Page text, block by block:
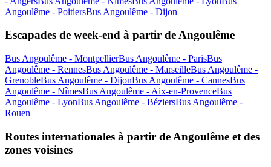
Angoulême - PoitiersBus Angoulême - Dijon
Escapades de week-end à partir de Angoulême
Bus Angoulême - MontpellierBus Angoulême - ParisBus
Angoulême - RennesBus Angoulême - MarseilleBus Angoulême -
GrenobleBus Angoulême - DijonBus Angoulême - CannesBus
Angoulême - NîmesBus Angoulême - Aix-en-ProvenceBus
Angoulême - LyonBus Angoulême - BéziersBus Angoulême -
Rouen
Routes internationales à partir de Angoulême et des
zones voisines